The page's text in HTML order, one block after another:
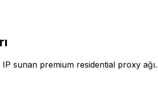
IP sunan premium residential proxy